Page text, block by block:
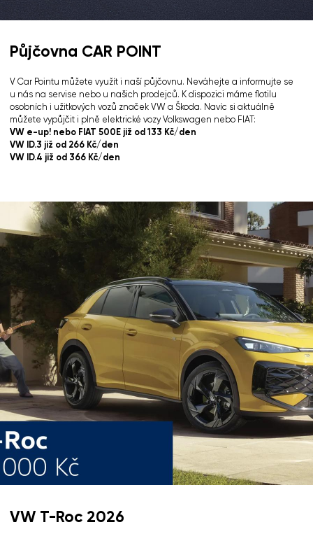
Půjčovna CAR POINT
V Car Pointu můžete využít i naší půjčovnu. Neváhejte a informujte se
u nás na servise nebo u našich prodejců. K dispozici máme flotilu
osobních i užitkových vozů značek VW a Škoda. Navíc si aktuálně
můžete vypůjčit i plně elektrické vozy Volkswagen nebo FIAT:
VW e-up! nebo FIAT 500E již od 133 Kč/den
VW ID.3 již od 266 Kč/den
VW ID.4 již od 366 Kč/den
VW T-Roc 2026